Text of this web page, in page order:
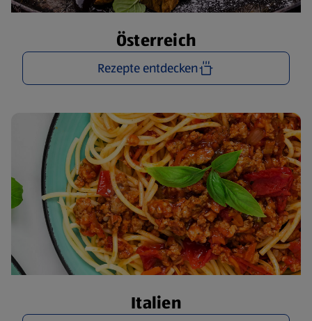
Österreich
Rezepte entdecken
Italien